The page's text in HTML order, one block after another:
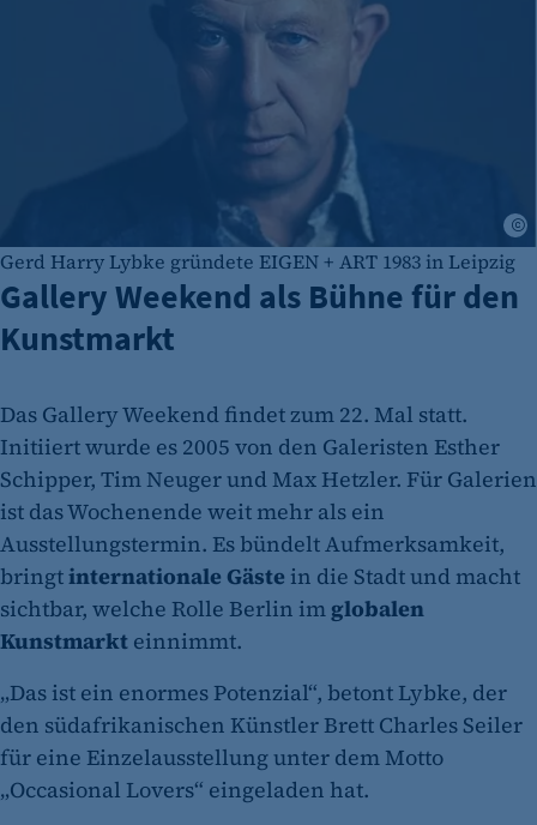
Gerd Harry Lybke gründete EIGEN + ART 1983 in Leipzig
Gallery Weekend als Bühne für den
Kunstmarkt
Das Gallery Weekend findet zum 22. Mal statt.
Initiiert wurde es 2005 von den Galeristen Esther
Schipper, Tim Neuger und Max Hetzler. Für Galerien
ist das Wochenende weit mehr als ein
Ausstellungstermin. Es bündelt Aufmerksamkeit,
bringtinternationale Gäste in die Stadt und macht
sichtbar, welche Rolle Berlin im globalen
Kunstmarkt einnimmt.
„Das ist ein enormes Potenzial“, betont Lybke, der
den südafrikanischen Künstler Brett Charles Seiler
für eine Einzelausstellung unter dem Motto
„Occasional Lovers“ eingeladen hat.